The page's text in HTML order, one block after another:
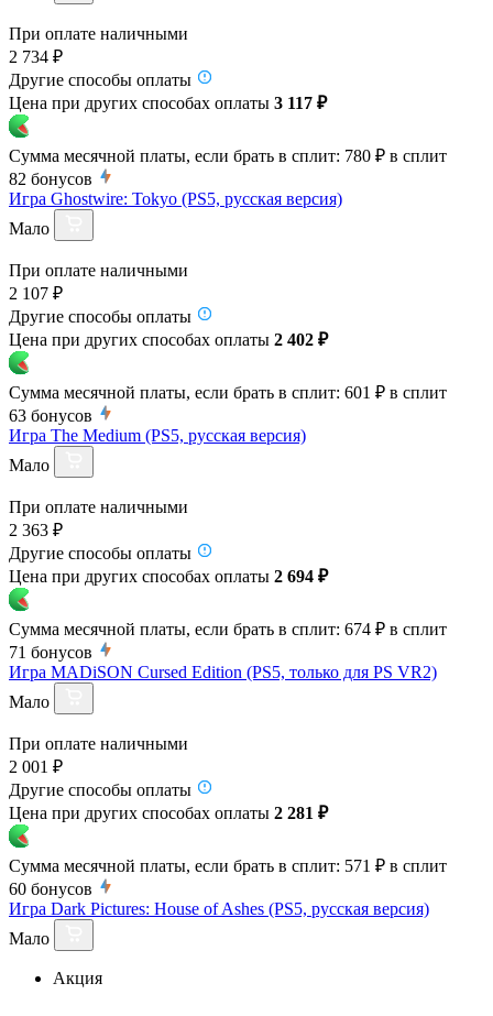
При оплате наличными
2 734 ₽
Другие способы оплаты
Цена при других способах оплаты 3 117 ₽
Сумма месячной платы, если брать в сплит: 780 ₽ в сплит
82 бонусов
Игра Ghostwire: Tokyo (PS5, русская версия)
Мало
При оплате наличными
2 107 ₽
Другие способы оплаты
Цена при других способах оплаты 2 402 ₽
Сумма месячной платы, если брать в сплит: 601 ₽ в сплит
63 бонусов
Игра The Medium (PS5, русская версия)
Мало
При оплате наличными
2 363 ₽
Другие способы оплаты
Цена при других способах оплаты 2 694 ₽
Сумма месячной платы, если брать в сплит: 674 ₽ в сплит
71 бонусов
Игра MADiSON Cursed Edition (PS5, только для PS VR2)
Мало
При оплате наличными
2 001 ₽
Другие способы оплаты
Цена при других способах оплаты 2 281 ₽
Сумма месячной платы, если брать в сплит: 571 ₽ в сплит
60 бонусов
Игра Dark Pictures: House of Ashes (PS5, русская версия)
Мало
Акция